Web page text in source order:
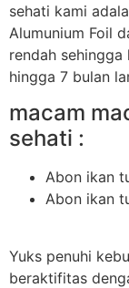
sehati kami
Alumunium Foil
rendah
hingga 7 bulan
macam
sehati :
Abon ikan
Abon ikan
Yuks penuhi
beraktifitas